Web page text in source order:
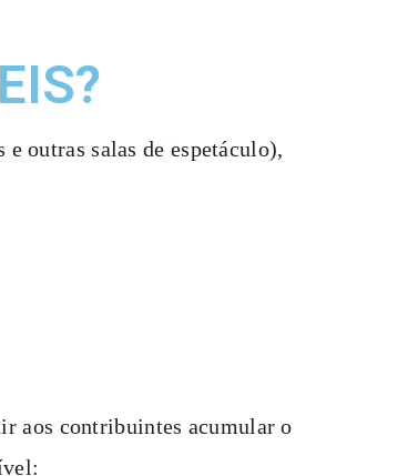
outras salas de espetáculo),
aos contribuintes acumular o